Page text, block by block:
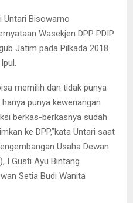
Untari Bisowarno
Wasekjen DPP PDIP
Jatim pada Pilkada 2018
memilih dan tidak punya
punya kewenangan
berkas-berkasnya sudah
ke DPP,”kata Untari saat
Usaha Dewan
I Gusti Ayu Bintang
Setia Budi Wanita